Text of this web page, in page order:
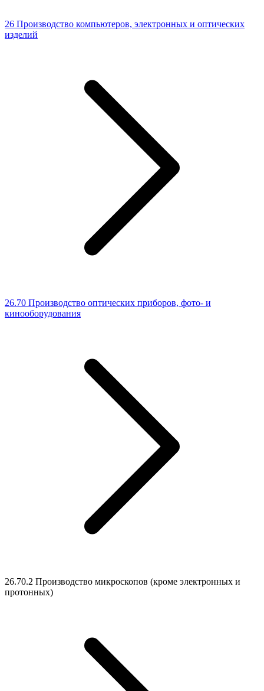
26 Производство компьютеров, электронных и оптических
изделий
26.70 Производство оптических приборов, фото- и
кинооборудования
26.70.2 Производство микроскопов (кроме электронных и
протонных)